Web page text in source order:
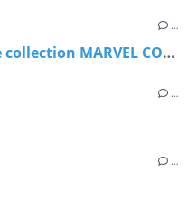
…
Encyclopédie des figurines de collection MARVEL COMICS UNIVERSE
…
…